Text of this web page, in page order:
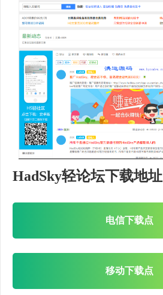
HadSky轻论坛下载地址
电信下载点
移动下载点